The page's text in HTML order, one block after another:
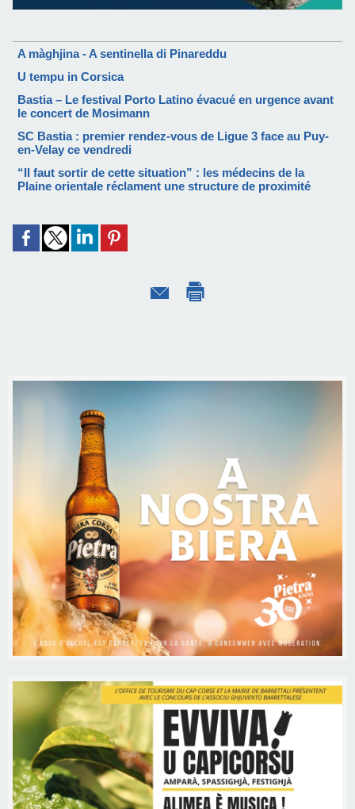
A màghjina - A sentinella di Pinareddu
U tempu in Corsica
Bastia – Le festival Porto Latino évacué en urgence avant
le concert de Mosimann
SC Bastia : premier rendez-vous de Ligue 3 face au Puy-
en-Velay ce vendredi
“Il faut sortir de cette situation” : les médecins de la
Plaine orientale réclament une structure de proximité